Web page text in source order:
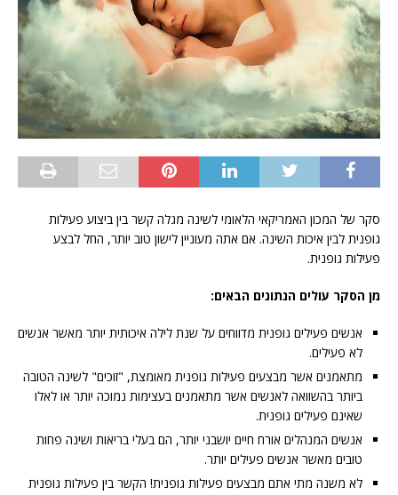
סקר של המכון האמריקאי הלאומי לשינה מגלה קשר בין ביצוע פעילות
גופנית לבין איכות השינה. אם אתה מעוניין לישון טוב יותר, החל לבצע
פעילות גופנית.
מן הסקר עולים הנתונים הבאים:
אנשים פעילים גופנית מדווחים על שנת לילה איכותית יותר מאשר אנשים
לא פעילים.
מתאמנים אשר מבצעים פעילות גופנית מאומצת, "זוכים" לשינה הטובה
ביותר בהשוואה לאנשים אשר מתאמנים בעצימות נמוכה יותר או לאלו
שאינם פעילים גופנית.
אנשים המנהלים אורח חיים יושבני יותר, הם בעלי בריאות ושינה פחות
טובים מאשר אנשים פעילים יותר.
לא משנה מתי אתם מבצעים פעילות גופנית! הקשר בין פעילות גופנית